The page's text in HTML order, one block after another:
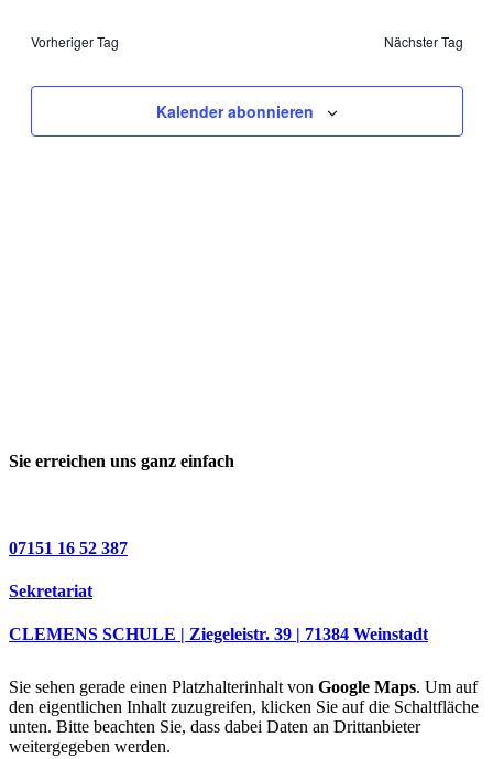
Vorheriger Tag
Nächster Tag
Kalender abonnieren
Sie erreichen uns ganz einfach
07151 16 52 387
Sekretariat
CLEMENS SCHULE | Ziegeleistr. 39 | 71384 Weinstadt
Sie sehen gerade einen Platzhalterinhalt von Google Maps. Um auf
den eigentlichen Inhalt zuzugreifen, klicken Sie auf die Schaltfläche
unten. Bitte beachten Sie, dass dabei Daten an Drittanbieter
weitergegeben werden.